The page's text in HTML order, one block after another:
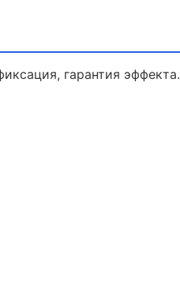
гарантия эффекта.